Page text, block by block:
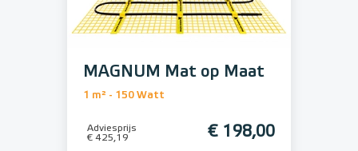
MAGNUM Mat op Maat
1 m² - 150 Watt
Adviesprijs
€ 425,19
€ 198,00